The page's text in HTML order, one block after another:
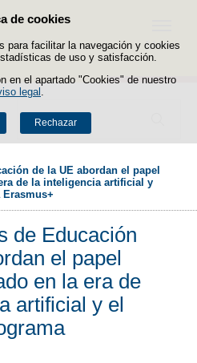
de cookies
para facilitar la navegación y cookies
de uso y satisfacción.
en el apartado "Cookies" de nuestro
legal
Rechazar
Saltar al contenido
Buscador
Menú
de la UE abordan el papel
de la inteligencia artificial y
de Educación
el papel
en la era de
artificial y el